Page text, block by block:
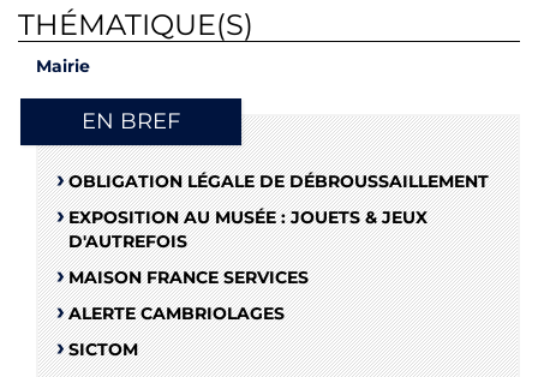
THÉMATIQUE(S)
Mairie
EN BREF
OBLIGATION LÉGALE DE DÉBROUSSAILLEMENT
EXPOSITION AU MUSÉE : JOUETS & JEUX
D'AUTREFOIS
MAISON FRANCE SERVICES
ALERTE CAMBRIOLAGES
SICTOM